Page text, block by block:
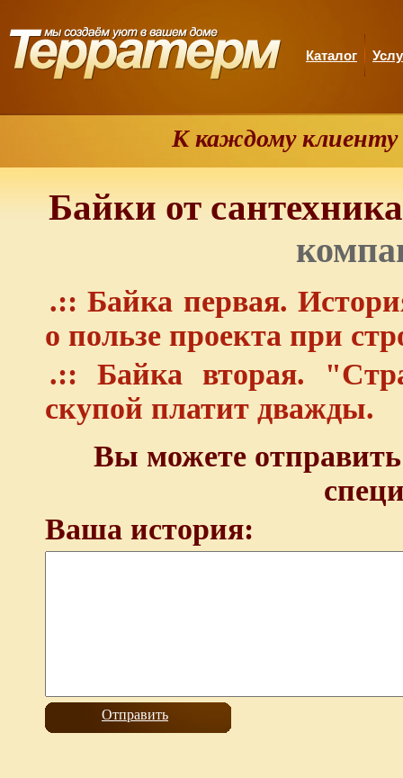
Каталог
К каждому клиенту
Байки от
.:: Байка первая.
о пользе проекта при
.:: Байка вторая.
скупой платит дважды.
Вы можете
Ваша история: